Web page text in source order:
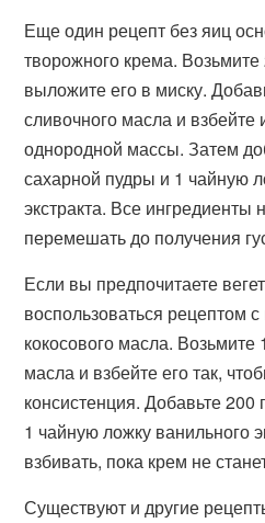
Еще один рецепт без яиц
творожного крема.
выложите его в миску.
сливочного масла и взбейте
однородной массы. Затем
сахарной пудры и 1 чайную
экстракта. Все ингредиенты
перемешать до получения
Если вы предпочитаете
воспользоваться рецептом
кокосового масла. Возьмите
масла и взбейте его так,
консистенция. Добавьте
1 чайную ложку ванильного
взбивать, пока крем не
Существуют и другие